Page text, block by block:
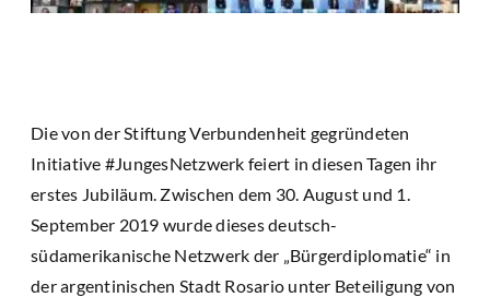
Die von der Stiftung Verbundenheit gegründeten
Initiative #JungesNetzwerk feiert in diesen Tagen ihr
erstes Jubiläum. Zwischen dem 30. August und 1.
September 2019 wurde dieses deutsch-
südamerikanische Netzwerk der „Bürgerdiplomatie“ in
der argentinischen Stadt Rosario unter Beteiligung von